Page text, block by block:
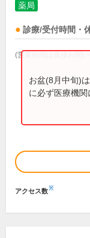
薬局
診療/受付時間・
(営業時間は直接お問い
お盆(8月中旬)
に必ず医療機関
アクセス数※